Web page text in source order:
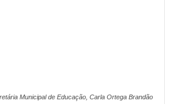
Municipal de Educação, Carla Ortega Brandão